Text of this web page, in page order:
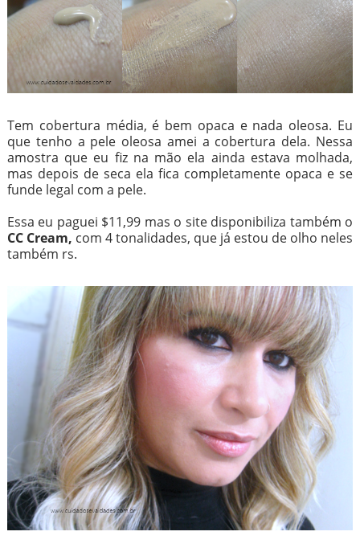
Tem cobertura média, é bem opaca e nada oleosa. Eu
que tenho a pele oleosa amei a cobertura dela. Nessa
amostra que eu fiz na mão ela ainda estava molhada,
mas depois de seca ela fica completamente opaca e se
funde legal com a pele.
Essa eu paguei $11,99 mas o site disponibiliza também o
CC Cream, com 4 tonalidades, que já estou de olho neles
também rs.